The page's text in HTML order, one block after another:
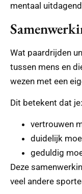
mentaal
Wat paardrijden
tussen mens en
wezen met een
Dit betekent dat je:
vertrouwen
duidelijk
geduldig
Deze
veel andere